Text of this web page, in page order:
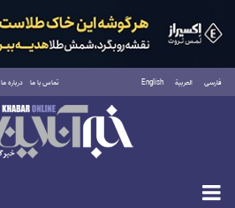
فارسی العربية English تماس با ما درباره ما
جمعه ۱۶ مرداد ۱۴۰۵